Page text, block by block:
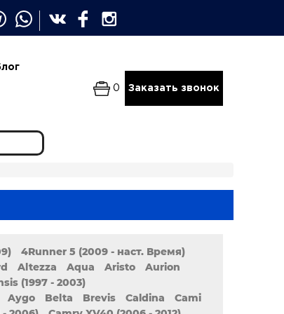
Блог
0 Заказать звонок
4Runner 5 (2009 - наст. Время)
Altezza Aqua Aristo
Aurion
(1997 - 2003)
Aygo Belta Brevis Caldina
Cami